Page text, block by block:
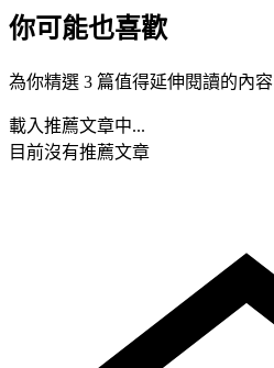
你可能也喜歡
為你精選 3 篇值得延伸閱讀的內容
載入推薦文章中...
目前沒有推薦文章